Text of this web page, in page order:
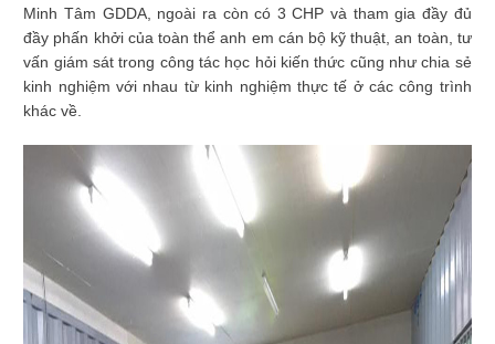
Minh Tâm GDDA, ngoài ra còn có 3 CHP và tham gia đầy đủ
đầy phấn khởi của toàn thể anh em cán bộ kỹ thuật, an toàn, tư
vấn giám sát trong công tác học hỏi kiến thức cũng như chia sẻ
kinh nghiệm với nhau từ kinh nghiệm thực tế ở các công trình
khác về.